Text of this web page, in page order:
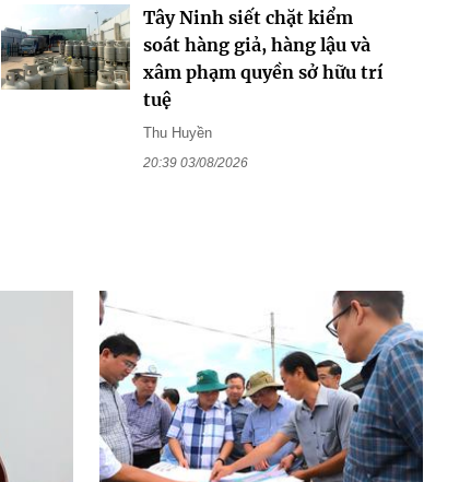
Tây Ninh siết chặt kiểm
soát hàng giả, hàng lậu và
xâm phạm quyền sở hữu trí
tuệ
Thu Huyền
20:39 03/08/2026